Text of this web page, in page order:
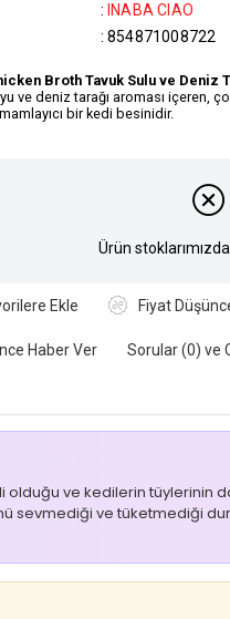
: INABA CIAO
: 854871008722
Broth Tavuk Sulu ve Deniz
ve deniz tarağı aroması içeren,
bir kedi besinidir.
Ürün
Ekle Fiyat
Haber Ver Sorular (0) ve
olduğu ve kedilerin tüylerinin
sevmediği ve tüketmediği